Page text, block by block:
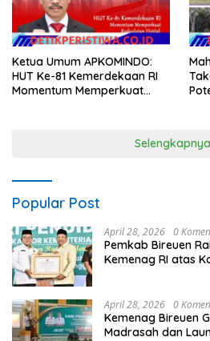
Ketua Umum APKOMINDO:
HUT Ke-81 Kemerdekaan RI
Momentum Memperkuat
Selengkapnya
Popular Post
April 28, 2026 0
Pemkab Bireuen
Kemenag RI atas
April 28, 2026 0
Kemenag Bireuen
Madrasah dan